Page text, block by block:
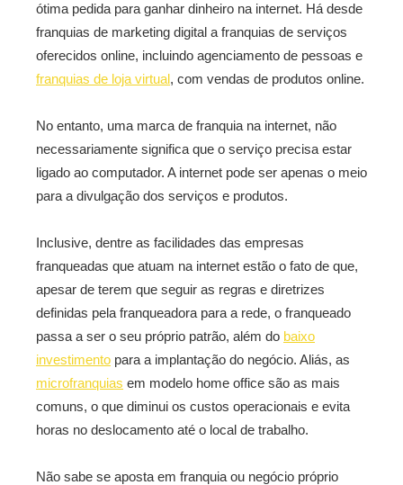
ótima pedida para ganhar dinheiro na internet. Há desde
franquias de marketing digital a franquias de serviços
oferecidos online, incluindo agenciamento de pessoas e
franquias de loja virtual, com vendas de produtos online.
No entanto, uma marca de franquia na internet, não
necessariamente significa que o serviço precisa estar
ligado ao computador. A internet pode ser apenas o meio
para a divulgação dos serviços e produtos.
Inclusive, dentre as facilidades das empresas
franqueadas que atuam na internet estão o fato de que,
apesar de terem que seguir as regras e diretrizes
definidas pela franqueadora para a rede, o franqueado
passa a ser o seu próprio patrão, além do baixo
investimento para a implantação do negócio. Aliás, as
microfranquias em modelo home office são as mais
comuns, o que diminui os custos operacionais e evita
horas no deslocamento até o local de trabalho.
Não sabe se aposta em franquia ou negócio próprio